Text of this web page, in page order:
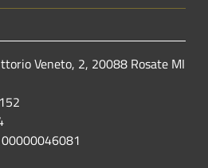
Veneto, 2, 20088 Rosate MI